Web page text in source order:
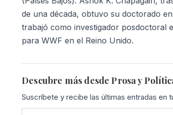
de una década, obtuvo su doctorado
trabajó como investigador posdoctoral
para WWF en el Reino Unido.
Descubre más desde Prosa y
Suscríbete y recibe las últimas entradas en
Escribe tu correo electrónico…